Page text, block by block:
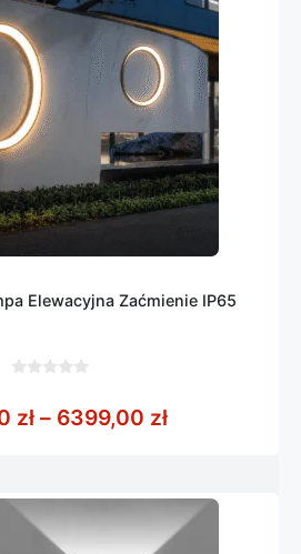
Elewacyjna Zaćmienie IP65
5zł – 6399,00 złZakres cen: